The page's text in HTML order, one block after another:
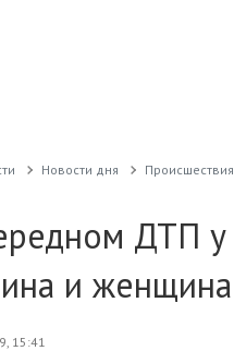
Новости дня Проиcшествия
ДТП у
и женщина
15:41